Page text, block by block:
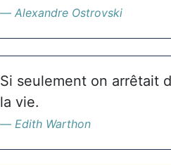
Alexandre Ostrovski
Si seulement on arrêtait
la vie.
Edith Warthon